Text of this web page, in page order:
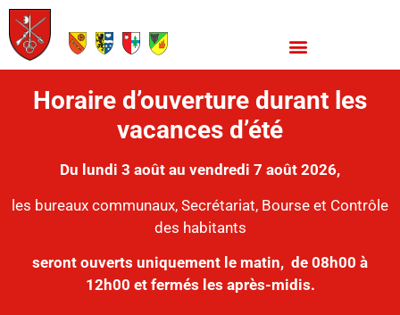
Horaire d’ouverture durant les
vacances d’été
Du lundi 3 août au vendredi 7 août 2026,
les bureaux communaux, Secrétariat, Bourse et Contrôle
des habitants
seront ouverts uniquement le matin, de 08h00 à
12h00 et fermés les après-midis.